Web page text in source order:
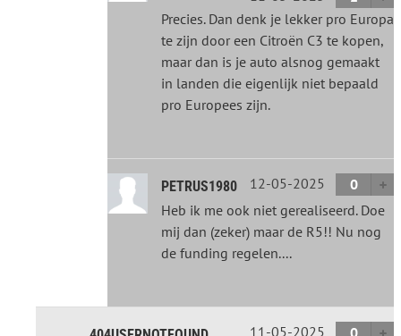
Precies. Dan denk je lekker pro Europa
te zijn door een Citroën C3 te kopen,
maar dan is je auto alsnog gemaakt
in landen die eigenlijk niet bepaald
pro Europees zijn.
PETRUS1980 12-05-2025
0
Heb ik me ook niet gerealiseerd. Doe
mij dan (zeker) maar de R5!! Nu nog
de funding regelen....
11-05-2025 0